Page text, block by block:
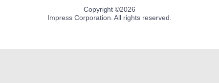
Copyright ©2026
Impress Corporation. All rights reserved.